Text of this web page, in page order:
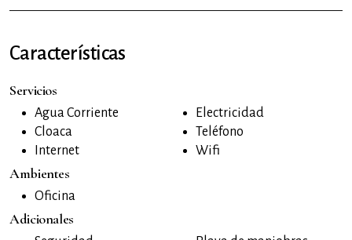
Características
Servicios
Agua Corriente
Cloaca
Internet
Electricidad
Teléfono
Wifi
Ambientes
Oficina
Adicionales